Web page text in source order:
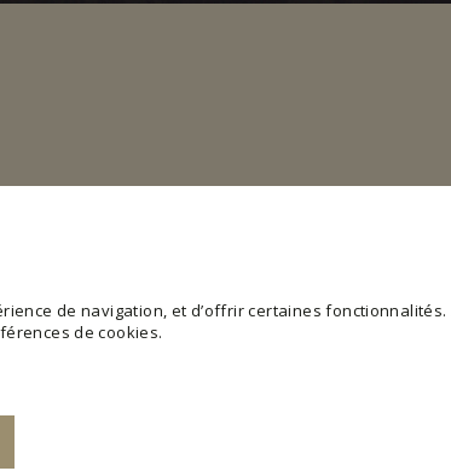
de navigation, et d’offrir certaines
de cookies.